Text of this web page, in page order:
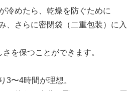
冷めたら、乾燥を防ぐために
、さらに密閉袋（二重包装）に入
を保つことができます。
3〜4時間が理想。